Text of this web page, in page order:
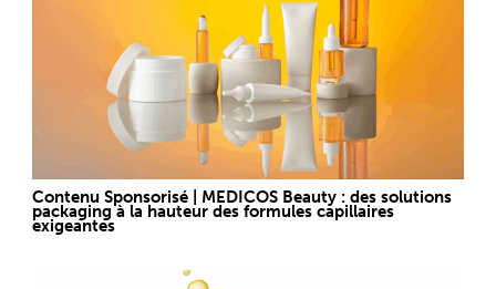
Contenu Sponsorisé | MEDICOS Beauty : des solutions
packaging à la hauteur des formules capillaires
exigeantes